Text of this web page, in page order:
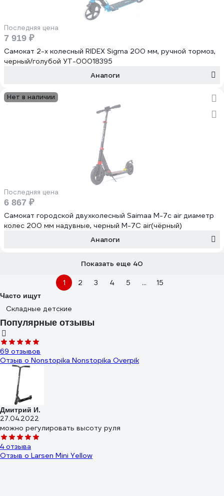
Последняя цена
7 919 ₽
Самокат 2-х колесный RIDEX Sigma 200 мм, ручной тормоз,
черный/голубой УТ-00018395
Аналоги
Нет в наличии
Последняя цена
6 867 ₽
Самокат городской двухколесный Saimaa M-7c air диаметр
колес 200 мм надувные, черный M-7C air(чёрный)
Аналоги
Показать еще 40
1 2 3 4 5 ... 15
Часто ищут
Складные детские
Популярные отзывы
69 отзывов
Отзыв о Nonstopika Nonstopika Overpik
Дмитрий И.
27.04.2022
можно регулировать высоту руля
4 отзыва
Отзыв о Larsen Mini Yellow